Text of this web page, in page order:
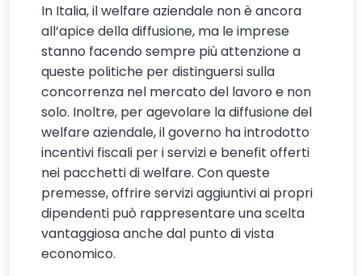
In Italia, il welfare aziendale non è ancora
all’apice della diffusione, ma le imprese
stanno facendo sempre più attenzione a
queste politiche per distinguersi sulla
concorrenza nel mercato del lavoro e non
solo. Inoltre, per agevolare la diffusione del
welfare aziendale, il governo ha introdotto
incentivi fiscali per i servizi e benefit offerti
nei pacchetti di welfare. Con queste
premesse, offrire servizi aggiuntivi ai propri
dipendenti può rappresentare una scelta
vantaggiosa anche dal punto di vista
economico.